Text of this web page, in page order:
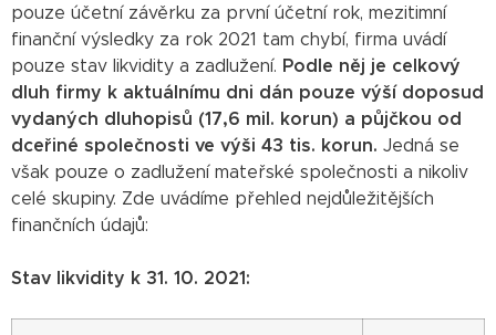
pouze účetní závěrku za první účetní rok, mezitimní
finanční výsledky za rok 2021 tam chybí, firma uvádí
pouze stav likvidity a zadlužení. Podle něj je celkový
dluh firmy k aktuálnímu dni dán pouze výší doposud
vydaných dluhopisů (17,6 mil. korun) a půjčkou od
dceřiné společnosti ve výši 43 tis. korun. Jedná se
však pouze o zadlužení mateřské společnosti a nikoliv
celé skupiny. Zde uvádíme přehled nejdůležitějších
finančních údajů:
Stav likvidity k 31. 10. 2021: